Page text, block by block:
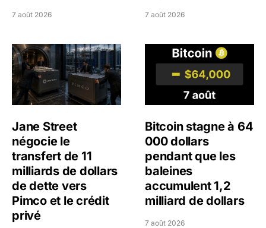
7 août 2026 7 août 2026
Jane Street négocie le transfert de 11 milliards de
Jane Street
négocie le
transfert de 11
milliards de dollars
de dette vers
Pimco et le crédit
privé
Bitcoin stagne à 64 000
Bitcoin stagne à 64
000 dollars
pendant que les
baleines
accumulent 1,2
milliard de dollars
7 août 2026